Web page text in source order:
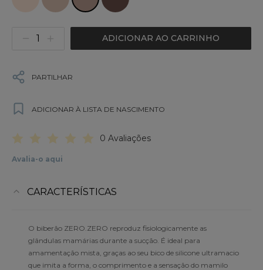
ADICIONAR AO CARRINHO
PARTILHAR
ADICIONAR À LISTA DE NASCIMENTO
0 Avaliações
Avalia-o aqui
CARACTERÍSTICAS
O biberão ZERO.ZERO reproduz fisiologicamente as
glândulas mamárias durante a sucção. É ideal para
amamentação mista, graças ao seu bico de silicone ultramacio
que imita a forma, o comprimento e a sensação do mamilo